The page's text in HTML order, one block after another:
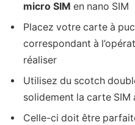
micro SIM en nano SIM
Placez votre carte à
correspondant à
réaliser
Utilisez du scotch
solidement la carte SIM
Celle-ci doit être